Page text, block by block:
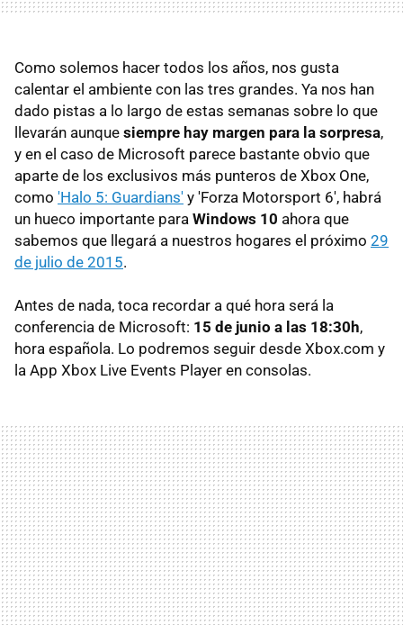
Como solemos hacer todos los años, nos gusta
calentar el ambiente con las tres grandes. Ya nos han
dado pistas a lo largo de estas semanas sobre lo que
llevarán aunque siempre hay margen para la sorpresa,
y en el caso de Microsoft parece bastante obvio que
aparte de los exclusivos más punteros de Xbox One,
como 'Halo 5: Guardians' y 'Forza Motorsport 6', habrá
un hueco importante para Windows 10 ahora que
sabemos que llegará a nuestros hogares el próximo 29
de julio de 2015.
Antes de nada, toca recordar a qué hora será la
conferencia de Microsoft: 15 de junio a las 18:30h,
hora española. Lo podremos seguir desde Xbox.com y
la App Xbox Live Events Player en consolas.